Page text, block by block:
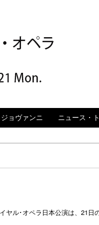
ペラ
ジョヴァンニ ニュース・
ヤル･オペラ日本公演は、21日